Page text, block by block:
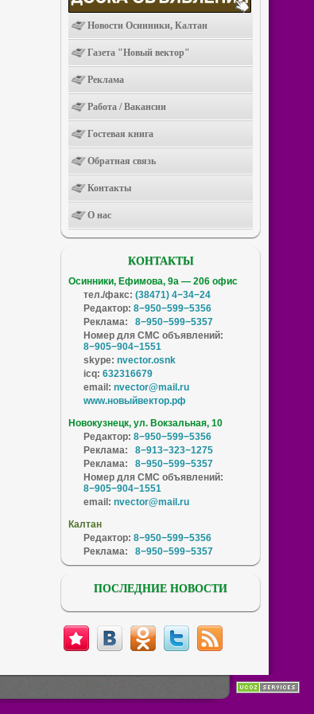
Новости Осинники, Калтан
Газета "Новый вектор"
Реклама
Работа / Вакансии
Гостевая книга
Обратная связь
Контакты
О нас
КОНТАКТЫ
Осинники, Ефимова, 9а — 206 офис
тел./факс: (38471) 4−34−24
Редактор: 8−950−599−5356
Реклама:
8−950−599−5357
Номер для СМС объявлений:
8−905−904−1551
skype: nvector.osnk
icq: 632316679
email: nvector@mail.ru
www.новыйвектор.рф
Новокузнецк, ул. Вокзальная, 10
Редактор: 8−950−599−5356
Реклама:
8−913−323−1275
Реклама:
8−950−599−5357
Номер для СМС объявлений:
8−905−904−1551
email: nvector@mail.ru
Калтан
Редактор: 8−950−599−5356
Реклама:
8−950−599−5357
ПОСЛЕДНИЕ НОВОСТИ